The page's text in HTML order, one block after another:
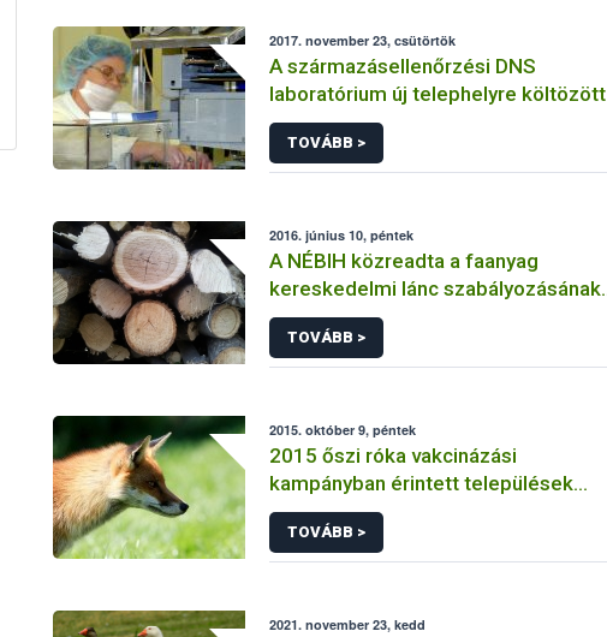
2017. november 23, csütörtök
A származásellenőrzési DNS
laboratórium új telephelyre költözött
TOVÁBB >
2016. június 10, péntek
A NÉBIH közreadta a faanyag
kereskedelmi lánc szabályozásának
összefoglaló magyarázatát
TOVÁBB >
2015. október 9, péntek
2015 őszi róka vakcinázási
kampányban érintett települések
listája
TOVÁBB >
2021. november 23, kedd